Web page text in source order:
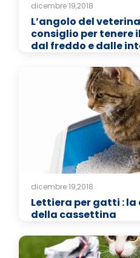
dicembre 19,2018
L’angolo del
consiglio per tenere
dal freddo e dalle
dicembre 19,2018
Lettiera per gatti :
della cassettina